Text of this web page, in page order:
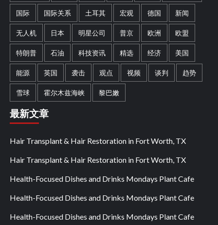
国际 国际关系 土耳其 宏观 德国 新闻
无人机 日本 明星公司 普京 欧洲 欧盟
特朗普 石油 科技资讯 精选 经济 美国
能源 英国 袭击 观点 视频 谈判 趋势
雪球 霍尔木兹海峡 黎巴嫩
最新文章
Hair Transplant & Hair Restoration in Fort Worth, TX
Hair Transplant & Hair Restoration in Fort Worth, TX
Health-Focused Dishes and Drinks Mondays Plant Cafe
Health-Focused Dishes and Drinks Mondays Plant Cafe
Health-Focused Dishes and Drinks Mondays Plant Cafe